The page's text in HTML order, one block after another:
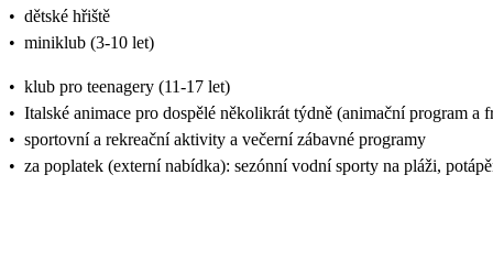
• dětské hřiště
• miniklub (3-10 let)
• klub pro teenagery (11-17 let)
• Italské animace pro dospělé několikrát týdně (animační program a
• sportovní a rekreační aktivity a večerní zábavné programy
• za poplatek (externí nabídka): sezónní vodní sporty na pláži,